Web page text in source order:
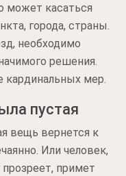
может касаться
города, страны.
необходимо
решения.
кардинальных мер.
пустая
вещь вернется к
Или человек,
примет